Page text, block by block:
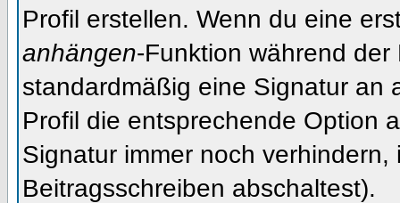
Profil erstellen. Wenn du eine
anhängen-Funktion während
standardmäßig eine Signatur an
Profil die entsprechende Option
Signatur immer noch
Beitragsschreiben abschaltest).